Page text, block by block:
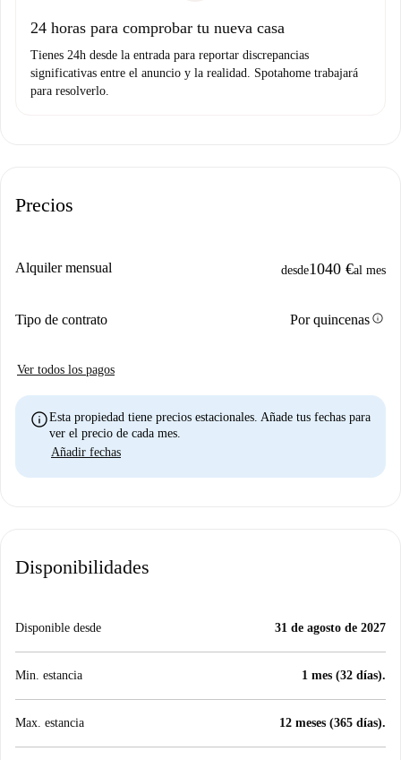
24 horas para comprobar tu nueva casa
Tienes 24h desde la entrada para reportar discrepancias
significativas entre el anuncio y la realidad. Spotahome trabajará
para resolverlo.
Precios
Alquiler mensual desde1040 €al mes
Tipo de contrato Por quincenasinfo
Ver todos los pagos
infoEsta propiedad tiene precios estacionales. Añade tus fechas para
ver el precio de cada mes.
Añadir fechas
Disponibilidades
Disponible desde 31 de agosto de 2027
Min. estancia 1 mes (32 días).
Max. estancia 12 meses (365 días).